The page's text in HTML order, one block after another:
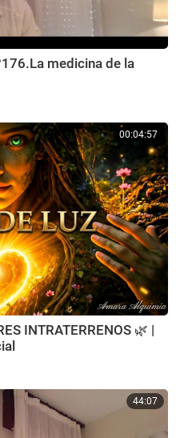
medicina de la
00:04:57
INTRATERRENOS 🌿 |
44:07